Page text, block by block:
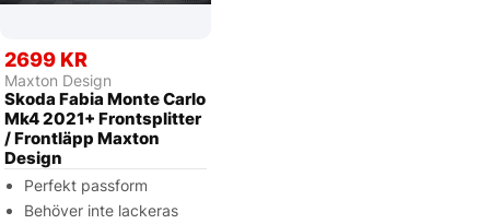
2699 KR
Maxton Design
Skoda Fabia Monte Carlo
Mk4 2021+ Frontsplitter
/ Frontläpp Maxton
Design
Perfekt passform
Behöver inte lackeras